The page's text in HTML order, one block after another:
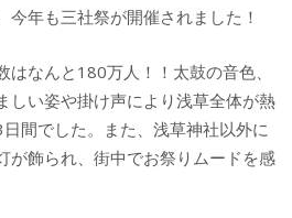
今年も三社祭が開催されました！
なんと180万人！！太鼓の音色、
しい姿や掛け声により浅草全体が熱
間でした。また、浅草神社以外に
が飾られ、街中でお祭りムードを感